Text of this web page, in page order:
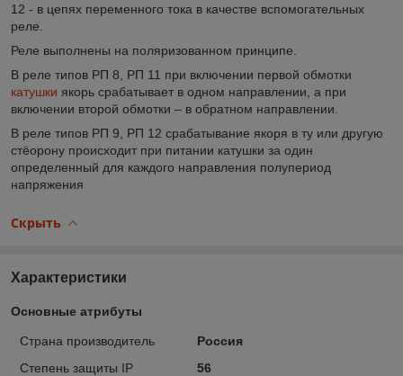
12 - в цепях переменного тока в качестве вспомогательных
реле.
Реле выполнены на поляризованном принципе.
В реле типов РП 8, РП 11 при включении первой обмотки
катушки якорь срабатывает в одном направлении, а при
включении второй обмотки – в обратном направлении.
В реле типов РП 9, РП 12 срабатывание якоря в ту или другую
стёорону происходит при питании катушки за один
определенный для каждого направления полупериод
напряжения
Скрыть
Характеристики
Основные атрибуты
Страна производитель
Россия
Степень защиты IP
56